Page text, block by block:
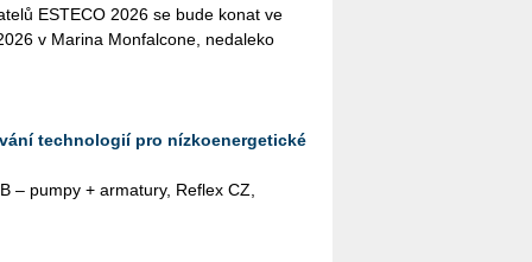
ES­TE­CO 2026 se bude konat ve
v Ma­ri­na Mon­fal­co­ne, ne­da­le­ko
technologií pro nízkoenergetické
– pumpy + ar­ma­tu­ry, Re­flex CZ,